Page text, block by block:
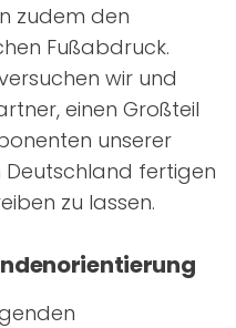
zudem den
Fußabdruck.
wir und
einen Großteil
unserer
Deutschland fertigen
zu lassen.